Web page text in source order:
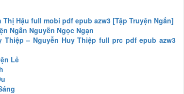
Thị Hậu full mobi pdf epub azw3 [Tập Truyện Ngắn]
Ngắn Nguyễn Ngọc Ngạn
Thiệp – Nguyễn Huy Thiệp full prc pdf epub azw3
Lẻ